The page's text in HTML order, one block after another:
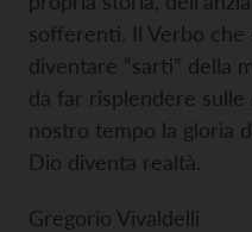
sofferenti. Il Verbo
diventare “sarti” della
da far risplendere
nostro tempo la gloria
Dio diventa realtà.
Gregorio Vivaldelli